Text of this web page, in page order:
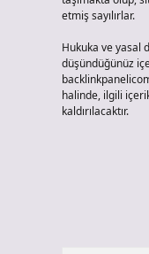
etmiş sayılırlar.
Hukuka ve yasal
düşündüğünüz
halinde, ilgili
kaldırılacaktır.